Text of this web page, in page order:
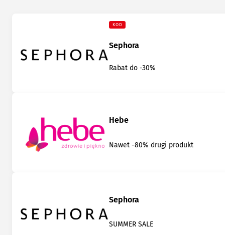
KOD
Sephora
Rabat do -30%
Hebe
Nawet -80% drugi produkt
Sephora
SUMMER SALE